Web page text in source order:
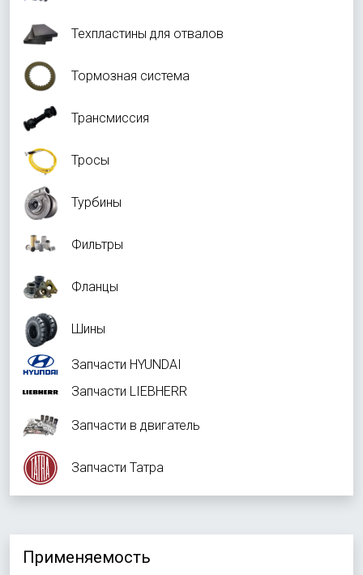
Техпластины для отвалов
Тормозная система
Трансмиссия
Тросы
Турбины
Фильтры
Фланцы
Шины
Запчасти HYUNDAI
Запчасти LIEBHERR
Запчасти в двигатель
Запчасти Татра
Применяемость